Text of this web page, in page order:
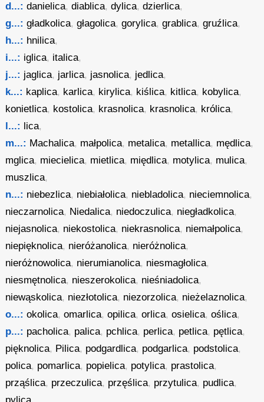
d...: danielica,diablica,dylica,dzierlica,
g...: gładkolica,głagolica,gorylica,grablica,gruźlica,
h...: hnilica,
i...: iglica, italica,
j...: jaglica, jarlica, jasnolica, jedlica,
k...: kaplica, karlica, kirylica, kiślica, kitlica, kobylica,
konietlica, kostolica, krasnolica, krasnolica, królica,
l...: lica,
m...: Machalica, małpolica, metalica, metallica, mędlica,
mglica, miecielica, mietlica, międlica, motylica, mulica,
muszlica,
n...: niebezlica, niebiałolica, niebladolica, nieciemnolica,
nieczarnolica, Niedalica, niedoczulica, niegładkolica,
niejasnolica, niekostolica, niekrasnolica, niemałpolica,
niepięknolica, nieróżanolica, nieróżnolica,
nieróżnowolica, nierumianolica, niesmagłolica,
niesmętnolica, nieszerokolica, nieśniadolica,
niewąskolica, niezłotolica, niezorzolica, nieżelaznolica,
o...: okolica,omarlica,opilica,orlica,osielica,oślica,
p...: pacholica, palica, pchlica, perlica, petlica, pętlica,
pięknolica, Pilica, podgardlica, podgarlica, podstolica,
polica, pomarlica, popielica, potylica, prastolica,
prząślica, przeczulica, przęślica, przytulica, pudlica,